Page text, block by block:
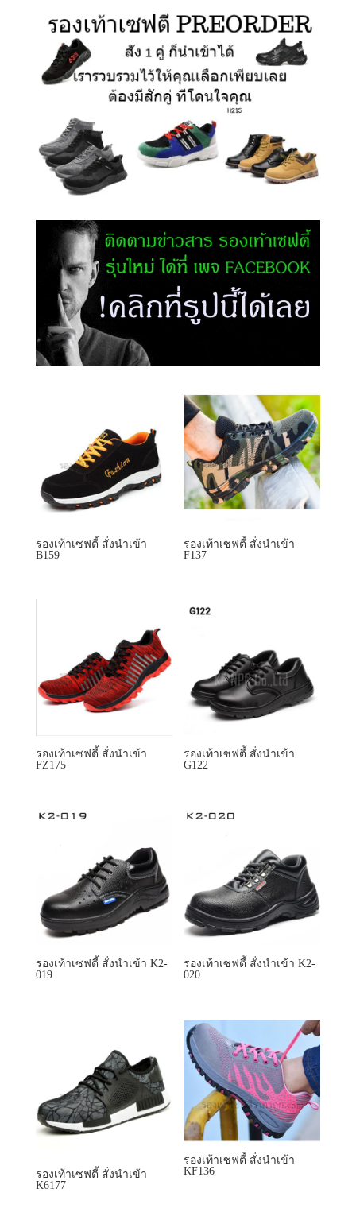
รองเท้าเซฟตี้ สั่งนำเข้า
B159
รองเท้าเซฟตี้ สั่งนำเข้า
F137
รองเท้าเซฟตี้ สั่งนำเข้า
FZ175
รองเท้าเซฟตี้ สั่งนำเข้า
G122
รองเท้าเซฟตี้ สั่งนำเข้า K2-
019
รองเท้าเซฟตี้ สั่งนำเข้า K2-
020
รองเท้าเซฟตี้ สั่งนำเข้า
K6177
รองเท้าเซฟตี้ สั่งนำเข้า
KF136